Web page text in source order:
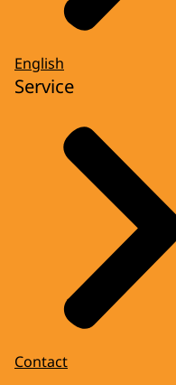
English
Service
Contact